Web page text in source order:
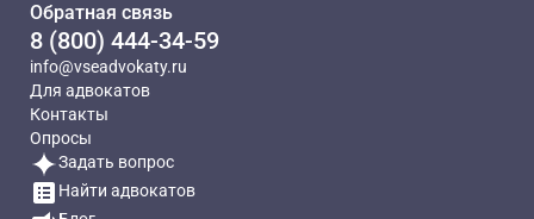
Обратная связь
8 (800) 444-34-59
info@vseadvokaty.ru
Для адвокатов
Контакты
Опросы
Задать вопрос
Найти адвокатов